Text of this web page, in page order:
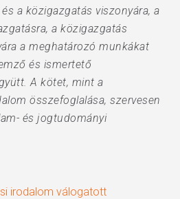
a közigazgatás viszonyára, a
a közigazgatás
a meghatározó munkákat
és ismertető
A kötet, mint a
összefoglalása, szervesen
és jogtudományi
irodalom válogatott